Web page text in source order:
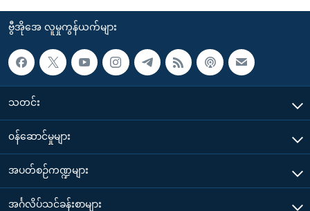
ဗွီအိုအေ လူမှုကွန်ယက်များ
သတင်း
၀န်ဆောင်မှုများ
အပတ်စဉ်ကဏ္ဍများ
အင်္ဂလိပ်သင်ခန်းစာများ